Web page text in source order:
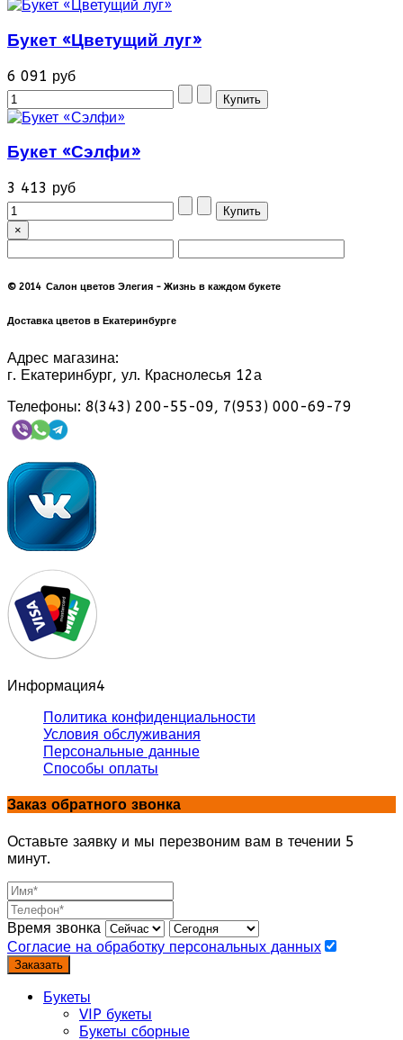
Букет «Цветущий луг»
6 091 руб
Букет «Сэлфи»
3 413 руб
×
© 2014 Салон цветов Элегия - Жизнь в каждом букете
Доставка цветов в Екатеринбурге
Адрес магазина:
г. Екатеринбург, ул. Краснолесья 12а
Телефоны: 8(343) 200-55-09, 7(953) 000-69-79
Информация4
Политика конфиденциальности
Условия обслуживания
Персональные данные
Способы оплаты
Заказ обратного звонка
Оставьте заявку и мы перезвоним вам в течении 5
минут.
Время звонка
Согласие на обработку персональных данных
Заказать
Букеты
VIP букеты
Букеты сборные